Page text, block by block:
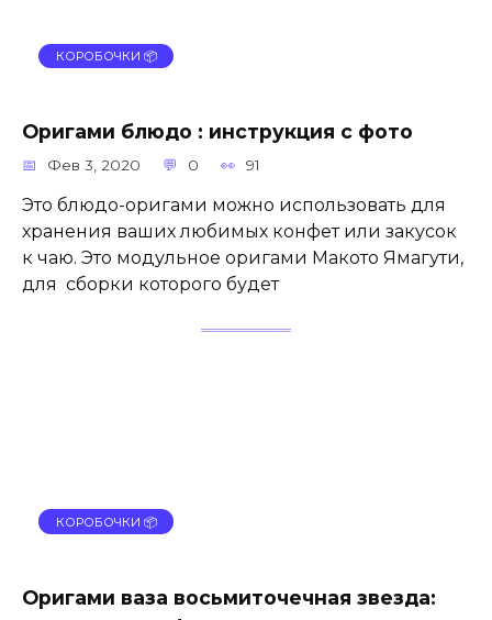
КОРОБОЧКИ 📦
Оригами блюдо : инструкция с фото
Фев 3, 2020 0 91
Это блюдо-оригами можно использовать для
хранения ваших любимых конфет или закусок
к чаю. Это модульное оригами Макото Ямагути,
для сборки которого будет
КОРОБОЧКИ 📦
Оригами ваза восьмиточечная звезда: